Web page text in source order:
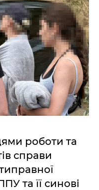
роботи та
справи
та її синові